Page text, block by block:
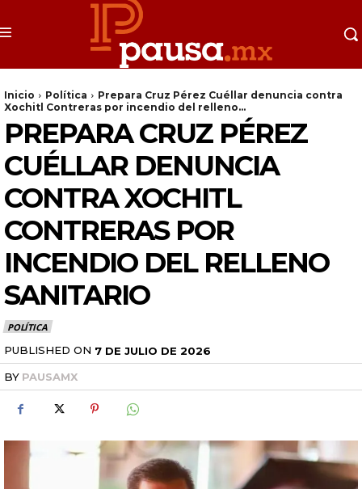
Inicio Política
Prepara Cruz Pérez Cuéllar denuncia contra
Xochitl Contreras por incendio del relleno...
PREPARA CRUZ PÉREZ
CUÉLLAR DENUNCIA
CONTRA XOCHITL
CONTRERAS POR
INCENDIO DEL RELLENO
SANITARIO
POLÍTICA
PUBLISHED ON 7 DE JULIO DE 2026
BY PAUSAMX